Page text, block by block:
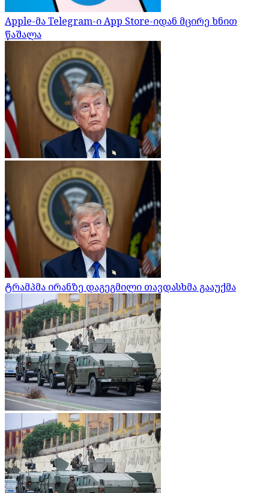
Apple-მა Telegram-ი App Store-იდან მცირე ხნით
წაშალა
ტრამპმა ირანზე დაგეგმილი თავდასხმა გააუქმა